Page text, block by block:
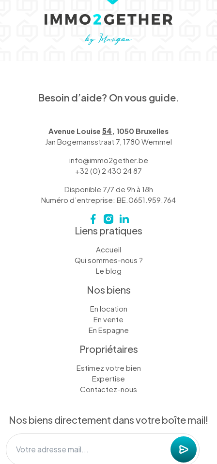
Besoin d’aide? On vous guide.
Avenue Louise 54 , 1050 Bruxelles
Jan Bogemansstraat 7, 1780 Wemmel
info@immo2gether.be
+32 (0) 2 430 24 87
Disponible 7/7 de 9h à 18h
Numéro d’entreprise: BE.0651.959.764
Liens pratiques
Accueil
Qui sommes-nous ?
Le blog
Nos biens
En location
En vente
En Espagne
Propriétaires
Estimez votre bien
Expertise
Contactez-nous
Nos biens directement dans votre boîte mail!